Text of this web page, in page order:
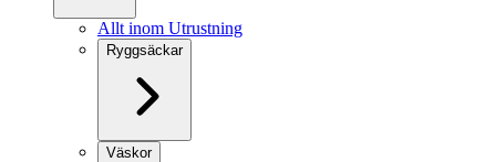
Allt inom Utrustning
Ryggsäckar
Väskor